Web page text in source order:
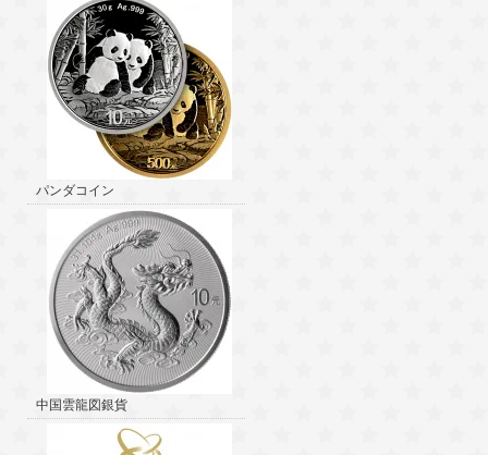
パンダコイン
中国雲龍図銀貨